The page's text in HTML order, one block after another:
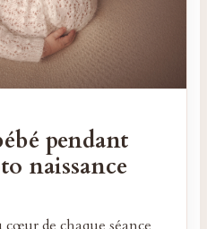
pendant
naissance